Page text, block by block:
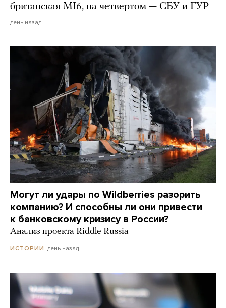
британская MI6, на четвертом — СБУ и ГУР
день назад
Могут ли удары по Wildberries разорить
компанию? И способны ли они привести
к банковскому кризису в России?
Анализ проекта Riddle Russia
ИСТОРИИ день назад